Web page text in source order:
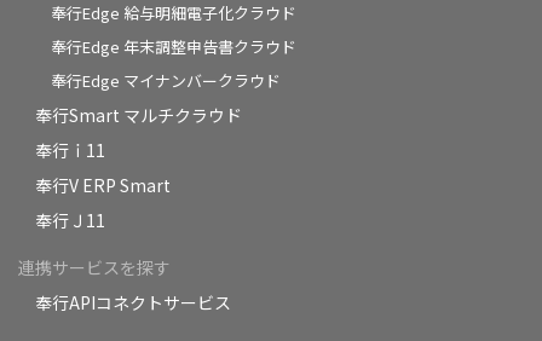
奉行Edge 給与明細電子化クラウド
奉行Edge 年末調整申告書クラウド
奉行Edge マイナンバークラウド
奉行Smart マルチクラウド
奉行ｉ11
奉行V ERP Smart
奉行Ｊ11
連携サービスを探す
奉行APIコネクトサービス